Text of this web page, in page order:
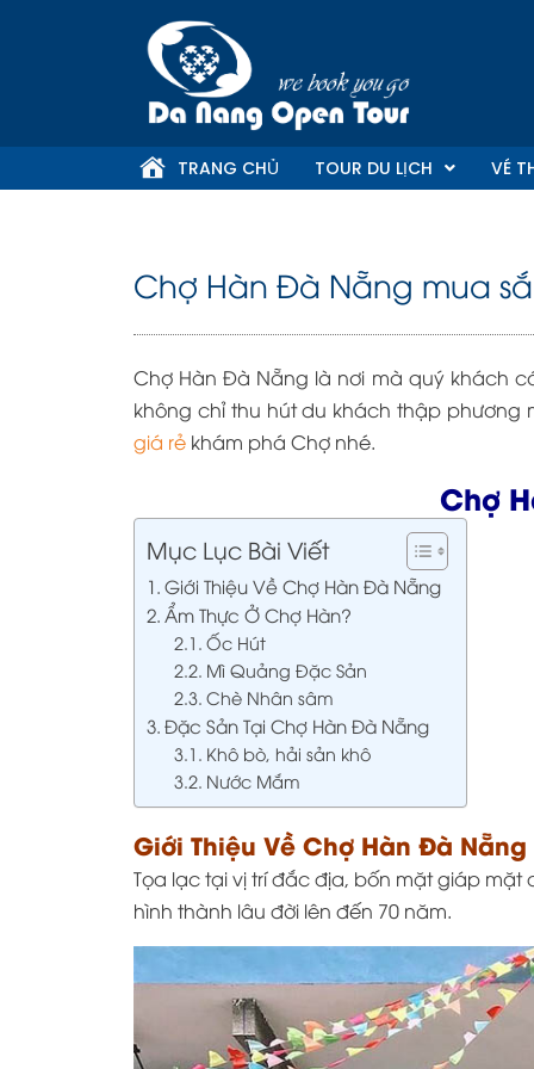
TRANG CHỦ TOUR DU LỊCH VÉ
Chợ Hàn Đà Nẵng mua
Chợ Hàn Đà Nẵng là nơi mà quý khách
không chỉ thu hút du khách thập
giá rẻ khám phá Chợ nhé.
Chợ
Mục Lục Bài Viết
Giới Thiệu Về Chợ Hàn Đà Nẵng
Ẩm Thực Ở Chợ Hàn?
Ốc Hút
Mì Quảng Đặc Sản
Chè Nhân sâm
Đặc Sản Tại Chợ Hàn Đà Nẵng
Khô bò, hải sản khô
Nước Mắm
Giới Thiệu Về Chợ Hàn Đà Nẵng
Tọa lạc tại vị trí đắc địa, bốn mặt giáp mặt
hình thành lâu đời lên đến 70 năm.